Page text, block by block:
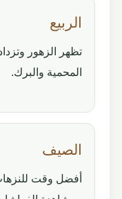
الربيع
تظهر الزهور
المحمية والبرك.
الصيف
أفضل وقت